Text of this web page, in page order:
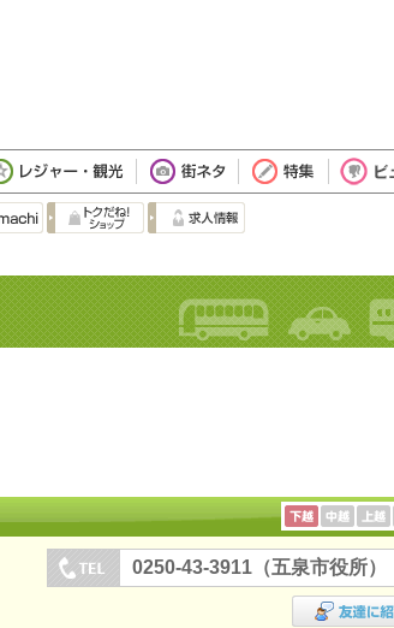
0250-43-3911（五泉市役所）